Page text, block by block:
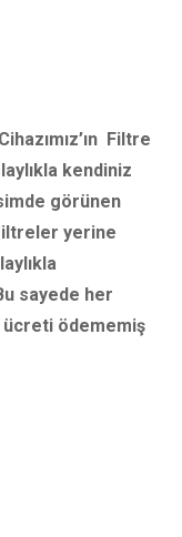
Filtre
kendiniz
görünen
yerine
sayede her
ücreti ödememiş